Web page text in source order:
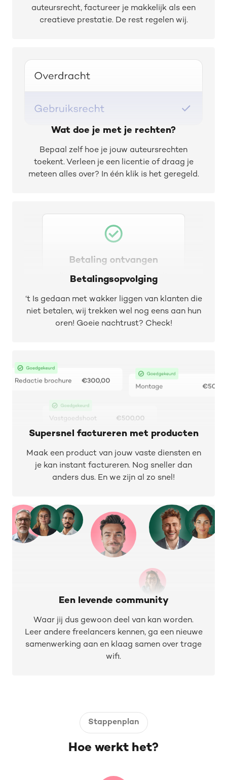
auteursrecht, factureer je makkelijk als een
creatieve prestatie. De rest regelen wij.
Wat doe je met je rechten?
Bepaal zelf hoe je jouw auteursrechten
toekent. Verleen je een licentie of draag je
meteen alles over? In één klik is het geregeld.
Betalingsopvolging
‘t Is gedaan met wakker liggen van klanten die
niet betalen, wij trekken wel nog eens aan hun
oren! Goeie nachtrust? Check!
Supersnel factureren met producten
Maak een product van jouw vaste diensten en
je kan instant factureren. Nog sneller dan
anders dus. En we zijn al zo snel!
Een levende community
Waar jij dus gewoon deel van kan worden.
Leer andere freelancers kennen, ga een nieuwe
samenwerking aan en klaag samen over trage
wifi.
Stappenplan
Hoe werkt het?